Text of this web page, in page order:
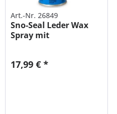
Art.-Nr. 26849
Sno-Seal Leder Wax
Spray mit
17,99 € *